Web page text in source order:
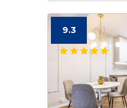
9.3